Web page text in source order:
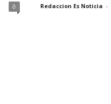
0 Redaccion Es Noticia -